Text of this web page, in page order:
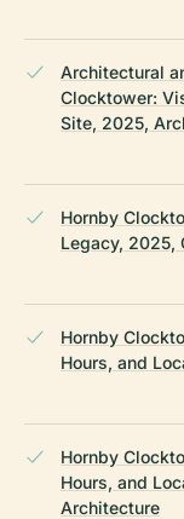
Architectural
Clocktower:
Site, 2025,
Hornby
Legacy, 2025,
Hornby
Hours, and
Hornby
Hours, and
Architecture